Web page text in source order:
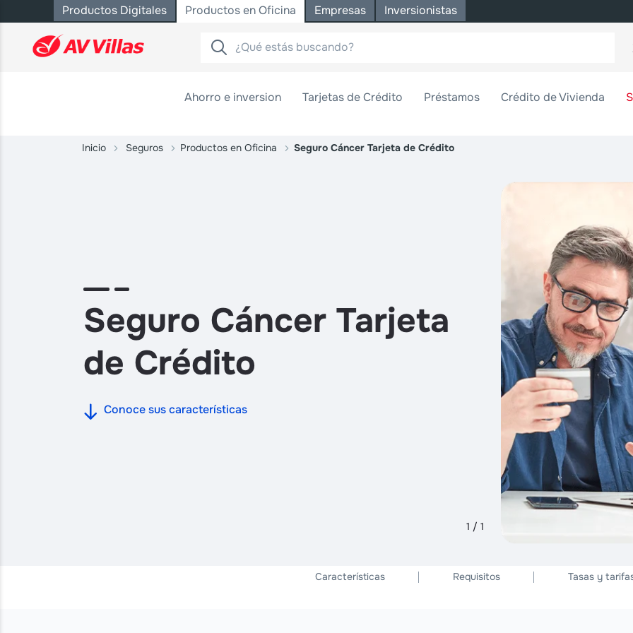
Saltar al contenido principal
Productos Digitales Productos en Oficina Empresas Inversionistas
Ahorro e inversion Tarjetas de Crédito Préstamos Crédito de Vivienda
Inicio Seguros Productos en Oficina Seguro Cáncer Tarjeta de Crédito
Seguro Cáncer Tarjeta
de Crédito
Conoce sus características
1 / 1
Características Requisitos Tasas y